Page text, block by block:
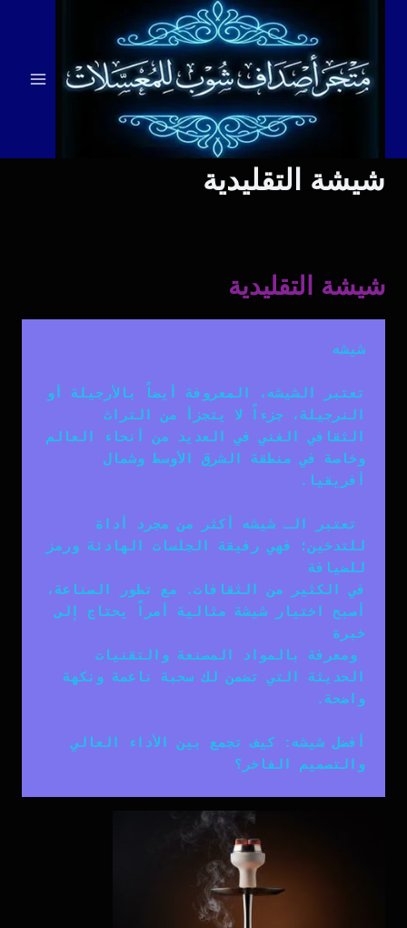
المحتوى
شيشة التقليدية
شيشة التقليدية
أفريقيا.
شيشه
أصبح اختيار شيشة
مثالية أمراً يحتاج إلى
أفضل شيشه: كيف تجمع بين الأداء العالي
والتصميم الفاخر؟